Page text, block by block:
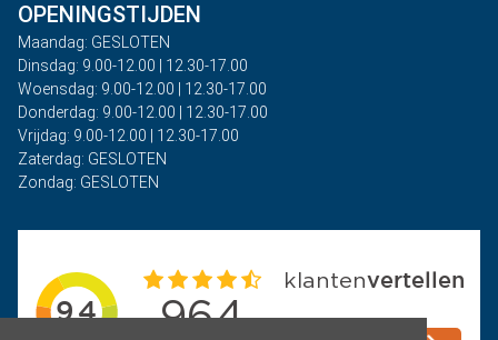
OPENINGSTIJDEN
Maandag: GESLOTEN
Dinsdag: 9.00-12.00 | 12.30-17.00
Woensdag: 9.00-12.00 | 12.30-17.00
Donderdag: 9.00-12.00 | 12.30-17.00
Vrijdag: 9.00-12.00 | 12.30-17.00
Zaterdag: GESLOTEN
Zondag: GESLOTEN